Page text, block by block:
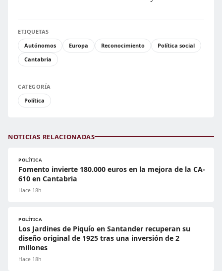
ETIQUETAS
Autónomos
Europa Reconocimiento
Política social
Cantabria
CATEGORÍA
Política
NOTICIAS RELACIONADAS
POLÍTICA
Fomento invierte 180.000 euros en la mejora de la CA-
610 en Cantabria
Hace 18h
POLÍTICA
Los Jardines de Piquío en Santander recuperan su
diseño original de 1925 tras una inversión de 2
millones
Hace 18h